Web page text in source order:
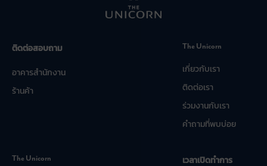
ติดต่อสอบถาม
อาคารสำนักงาน
ร้านค้า
The Unicorn
เกี่ยวกับเรา
ติดต่อเรา
ร่วมงานกับเรา
คำถามที่พบบ่อย
The Unicorn เวลาเปิดทำการ